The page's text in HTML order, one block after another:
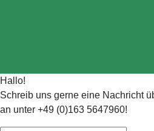
Hallo!
Schreib uns gerne eine Nachricht
an unter +49 (0)163 5647960!